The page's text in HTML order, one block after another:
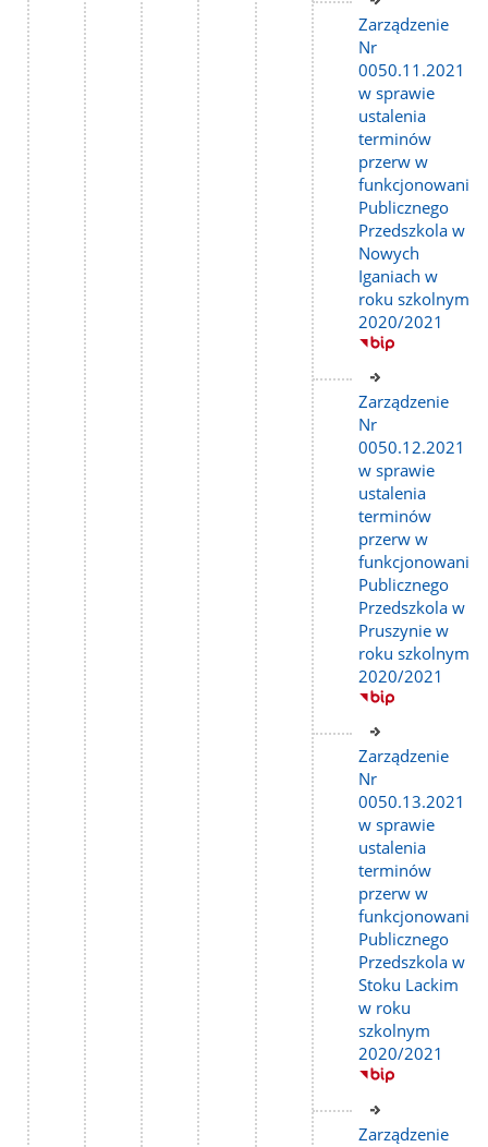
do
Zarządzenie
Nr
0050.11.2021
w sprawie
ustalenia
terminów
przerw w
funkcjonowaniu
Publicznego
Przedszkola w
Nowych
Iganiach w
roku szkolnym
2020/2021
do
Zarządzenie
Nr
0050.12.2021
w sprawie
ustalenia
terminów
przerw w
funkcjonowaniu
Publicznego
Przedszkola w
Pruszynie w
roku szkolnym
2020/2021
do
Zarządzenie
Nr
0050.13.2021
w sprawie
ustalenia
terminów
przerw w
funkcjonowaniu
Publicznego
Przedszkola w
Stoku Lackim
w roku
szkolnym
2020/2021
do
Zarządzenie